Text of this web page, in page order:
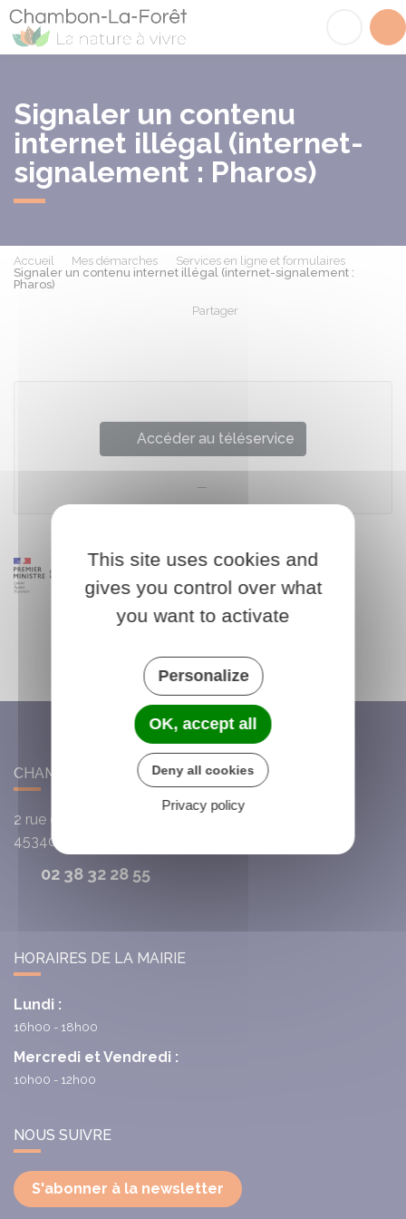
Signaler un contenu
internet illégal (internet-
signalement : Pharos)
Accueil Mes démarches
Services en ligne et formulaires
Signaler un contenu internet illégal (internet-signalement :
Pharos)
Partager
Accéder au téléservice
CHAMBON-LA-FÔRET
2 rue du Cardinal de la Luzerne
45340
02 38 32 28 55
HORAIRES DE LA MAIRIE
Lundi :
16h00 - 18h00
Mercredi et Vendredi :
10h00 - 12h00
NOUS SUIVRE
S'abonner à la newsletter
This site uses cookies and
gives you control over what
you want to activate
Personalize
OK, accept all
Deny all cookies
Privacy policy